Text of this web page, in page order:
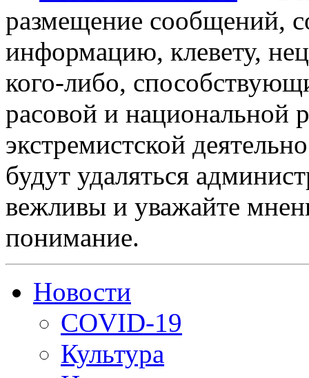
размещение сообщений,
информацию, клевету,
кого-либо,
расовой и национальной
экстремистской
будут удаляться
вежливы и уважайте
понимание.
Новости
COVID-19
Культура